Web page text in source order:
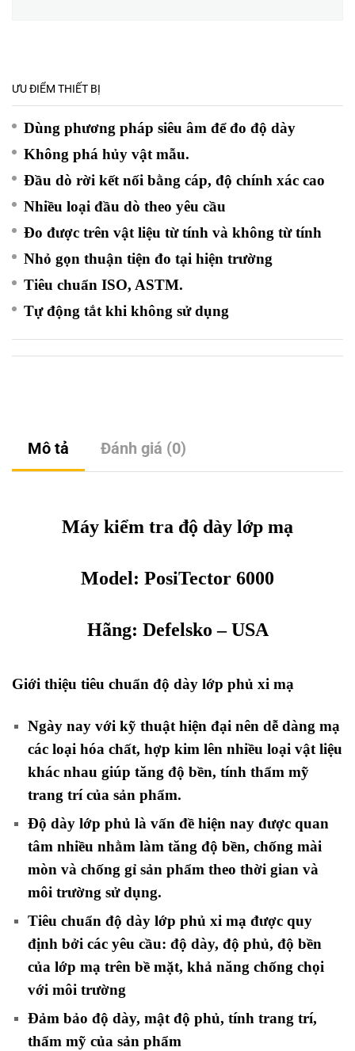
ƯU ĐIỂM THIẾT BỊ
Dùng phương pháp siêu âm để đo độ dày
Không phá hủy vật mẫu.
Đầu dò rời kết nối bằng cáp, độ chính xác cao
Nhiều loại đầu dò theo yêu cầu
Đo được trên vật liệu từ tính và không từ tính
Nhỏ gọn thuận tiện đo tại hiện trường
Tiêu chuẩn ISO, ASTM.
Tự động tắt khi không sử dụng
Mô tả Đánh giá (0)
Máy kiểm tra độ dày lớp mạ
Model: PosiTector 6000
Hãng: Defelsko – USA
Giới thiệu tiêu chuẩn độ dày lớp phủ xi mạ
Ngày nay với kỹ thuật hiện đại nên dễ dàng mạ
các loại hóa chất, hợp kim lên nhiều loại vật liệu
khác nhau giúp tăng độ bền, tính thẩm mỹ
trang trí của sản phẩm.
Độ dày lớp phủ là vấn đề hiện nay được quan
tâm nhiều nhằm làm tăng độ bền, chống mài
mòn và chống gỉ sản phẩm theo thời gian và
môi trường sử dụng.
Tiêu chuẩn độ dày lớp phủ xi mạ được quy
định bởi các yêu cầu: độ dày, độ phủ, độ bền
của lớp mạ trên bề mặt, khả năng chống chọi
với môi trường
Đảm bảo độ dày, mật độ phủ, tính trang trí,
thẩm mỹ của sản phẩm